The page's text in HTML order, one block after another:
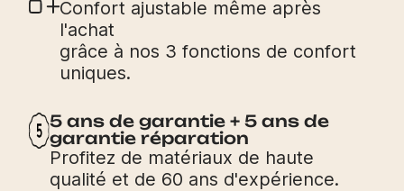
Confort ajustable même après
l'achat
grâce à nos 3 fonctions de confort
uniques.
5 ans de garantie + 5 ans de
garantie réparation
Profitez de matériaux de haute
qualité et de 60 ans d'expérience.